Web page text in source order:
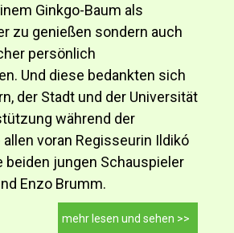
Ginkgo-Baum als
zu genießen sondern auch
persönlich
Und diese bedankten sich
der Stadt und der Universität
während der
allen voran Regisseurin Ildikó
beiden jungen Schauspieler
Enzo Brumm.
mehr lesen und sehen >>